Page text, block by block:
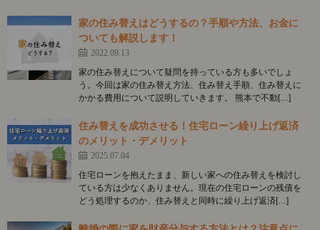
家の住み替えはどうするの？手順や方法、お金に
ついても解説します！
2022.09.13
家の住み替えについて疑問を持っている方も多いでしょ
う。今回は家の住み替え方法、住み替え手順、住み替えに
かかる費用について説明していきます。 熊本で不動[…]
住み替えを成功させる！住宅ローン繰り上げ返済
のメリット・デメリット
2025.07.04
住宅ローンを抱えたまま、新しい家への住み替えを検討し
ている方は少なくありません。現在の住宅ローンの残債を
どう処理するのか、住み替えと同時に繰り上げ返済[…]